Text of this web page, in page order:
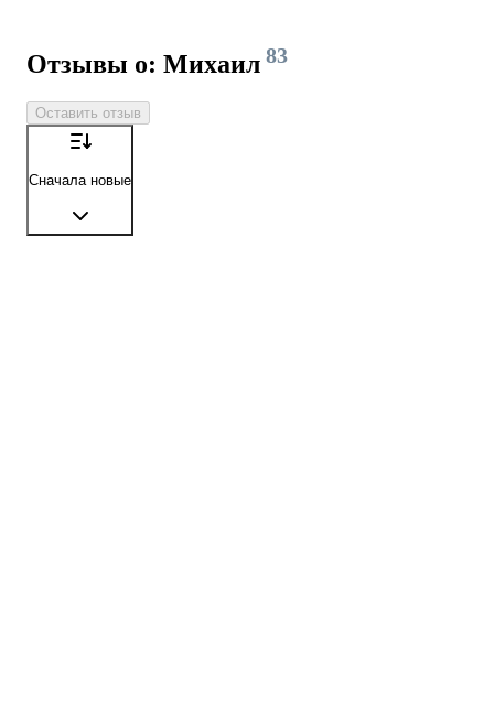
Отзывы о: Михаил 83
Оставить отзыв
Сначала новые